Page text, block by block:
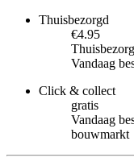
Thuisbezorgd
€4.95
Vandaag
Click & collect
gratis
Vandaag
bouwmarkt